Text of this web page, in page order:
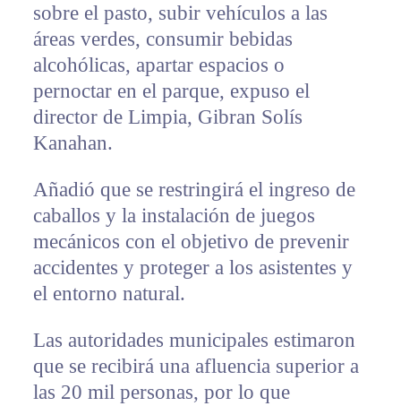
sobre el pasto, subir vehículos a las
áreas verdes, consumir bebidas
alcohólicas, apartar espacios o
pernoctar en el parque, expuso el
director de Limpia, Gibran Solís
Kanahan.
Añadió que se restringirá el ingreso de
caballos y la instalación de juegos
mecánicos con el objetivo de prevenir
accidentes y proteger a los asistentes y
el entorno natural.
Las autoridades municipales estimaron
que se recibirá una afluencia superior a
las 20 mil personas, por lo que